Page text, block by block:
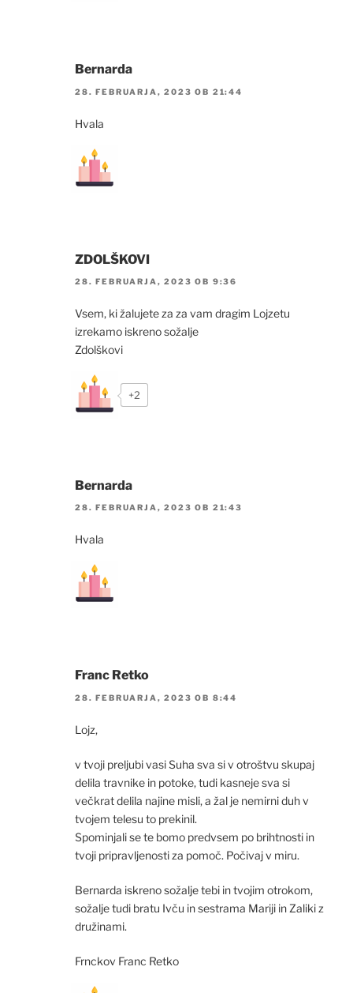
Bernarda
28. FEBRUARJA, 2023 OB 21:44
Hvala
ZDOLŠKOVI
28. FEBRUARJA, 2023 OB 9:36
Vsem, ki žalujete za za vam dragim Lojzetu
izrekamo iskreno sožalje
Zdolškovi
+2
Bernarda
28. FEBRUARJA, 2023 OB 21:43
Hvala
Franc Retko
28. FEBRUARJA, 2023 OB 8:44
Lojz,
v tvoji preljubi vasi Suha sva si v otroštvu skupaj
delila travnike in potoke, tudi kasneje sva si
večkrat delila najine misli, a žal je nemirni duh v
tvojem telesu to prekinil.
Spominjali se te bomo predvsem po brihtnosti in
tvoji pripravljenosti za pomoč. Počivaj v miru.
Bernarda iskreno sožalje tebi in tvojim otrokom,
sožalje tudi bratu Ivču in sestrama Mariji in Zaliki z
družinami.
Frnckov Franc Retko